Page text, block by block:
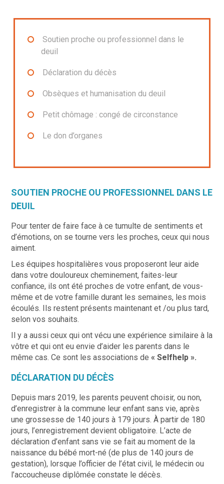
Soutien proche ou professionnel dans le
deuil
Déclaration du décès
Obsèques et humanisation du deuil
Petit chômage : congé de circonstance
Le don d’organes
SOUTIEN PROCHE OU PROFESSIONNEL DANS LE
DEUIL
Pour tenter de faire face à ce tumulte de sentiments et
d’émotions, on se tourne vers les proches, ceux qui nous
aiment.
Les équipes hospitalières vous proposeront leur aide
dans votre douloureux cheminement, faites-leur
confiance, ils ont été proches de votre enfant, de vous-
même et de votre famille durant les semaines, les mois
écoulés. Ils restent présents maintenant et /ou plus tard,
selon vos souhaits.
Il y a aussi ceux qui ont vécu une expérience similaire à la
vôtre et qui ont eu envie d’aider les parents dans le
même cas. Ce sont les associations de« Selfhelp ».
DÉCLARATION DU DÉCÈS
Depuis mars 2019, les parents peuvent choisir, ou non,
d’enregistrer à la commune leur enfant sans vie, après
une grossesse de 140 jours à 179 jours. À partir de 180
jours, l’enregistrement devient obligatoire. L’acte de
déclaration d’enfant sans vie se fait au moment de la
naissance du bébé mort-né (de plus de 140 jours de
gestation), lorsque l’officier de l’état civil, le médecin ou
l’accoucheuse diplômée constate le décès.